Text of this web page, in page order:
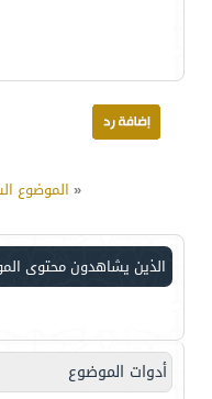
« الموضوع
الذين يشاهدون محتوى
أدوات الموضوع